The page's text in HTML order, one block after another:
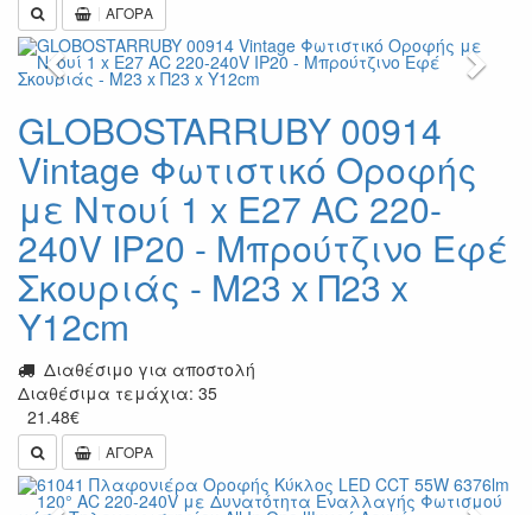
ΑΓΟΡΑ
Previous Next
GLOBOSTARRUBY 00914
Vintage Φωτιστικό Οροφής
με Ντουί 1 x E27 AC 220-
240V IP20 - Μπρούτζινο Εφέ
Σκουριάς - Μ23 x Π23 x
Υ12cm
Διαθέσιμο για αποστολή
Διαθέσιμα τεμάχια: 35
21.48€
ΑΓΟΡΑ
Previous Next